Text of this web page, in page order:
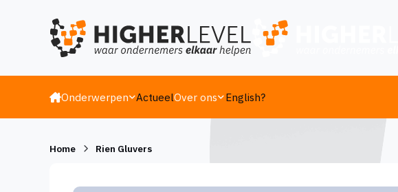
Onderwerpen ActueelOver ons English?
Home Rien Gluvers